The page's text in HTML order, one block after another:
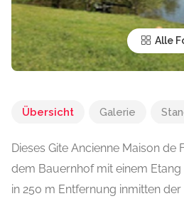
Alle
Übersicht Galerie
Dieses Gite Ancienne Maison de
dem Bauernhof mit einem Etang
in 250 m Entfernung inmitten der